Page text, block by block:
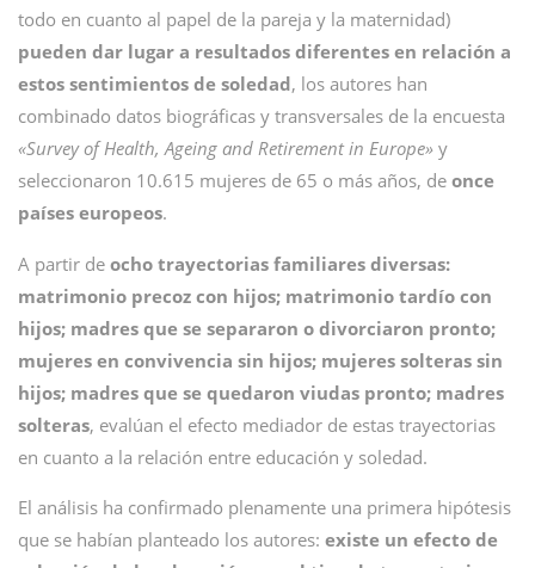
todo en cuanto al papel de la pareja y la maternidad)
pueden dar lugar a resultados diferentes en relación a
estos sentimientos de soledad, los autores han
combinado datos biográficas y transversales de la encuesta
«Survey of Health, Ageing and Retirement in Europe» y
seleccionaron 10.615 mujeres de 65 o más años, de once
países europeos.
A partir de ocho trayectorias familiares diversas:
matrimonio precoz con hijos; matrimonio tardío con
hijos; madres que se separaron o divorciaron pronto;
mujeres en convivencia sin hijos; mujeres solteras sin
hijos; madres que se quedaron viudas pronto; madres
solteras, evalúan el efecto mediador de estas trayectorias
en cuanto a la relación entre educación y soledad.
El análisis ha confirmado plenamente una primera hipótesis
que se habían planteado los autores: existe un efecto de